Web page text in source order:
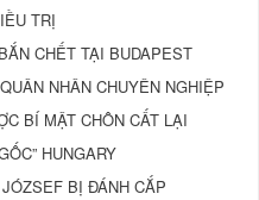
TRỊ
CHẾT TẠI BUDAPEST
NHÂN CHUYÊN NGHIỆP
BÍ MẬT CHÔN CẤT LẠI
HUNGARY
BỊ ĐÁNH CẮP